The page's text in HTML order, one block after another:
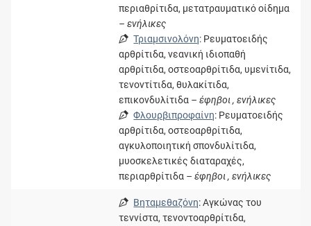
περιαθρίτιδα, μετατραυματικό οίδημα
– ενήλικες
Τριαμσινολόνη: Ρευματοειδής
αρθρίτιδα, νεανική ιδιοπαθή
αρθρίτιδα, οστεοαρθρίτιδα, υμενίτιδα,
τενοντίτιδα, θυλακίτιδα,
επικονδυλίτιδα – έφηβοι , ενήλικες
Φλουρβιπροφαίνη: Ρευματοειδής
αρθρίτιδα, οστεοαρθρίτιδα,
αγκυλοποιητική σπονδυλίτιδα,
μυοσκελετικές διαταραχές,
περιαρθρίτιδα – έφηβοι , ενήλικες
Βηταμεθαζόνη: Αγκώνας του
τεννίστα, τενοντοαρθρίτιδα,